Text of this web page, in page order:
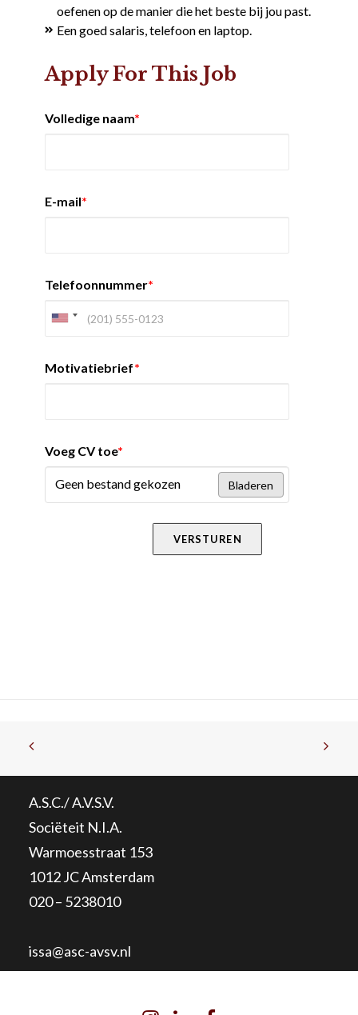
oefenen op de manier die het beste bij jou past.
Een goed salaris, telefoon en laptop.
Apply For This Job
Volledige naam*
E-mail*
Telefoonnummer*
Motivatiebrief*
Voeg CV toe*
Geen bestand gekozen Bladeren
VERSTUREN
A.S.C./ A.V.S.V.
Sociëteit N.I.A.
Warmoesstraat 153
1012 JC Amsterdam
020 – 5238010
issa@asc-avsv.nl